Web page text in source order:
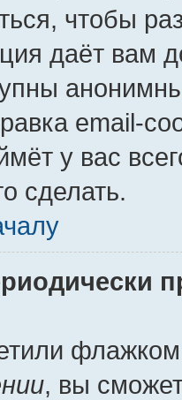
чтобы
даёт вам
email-
у вас
сделать.
, вы